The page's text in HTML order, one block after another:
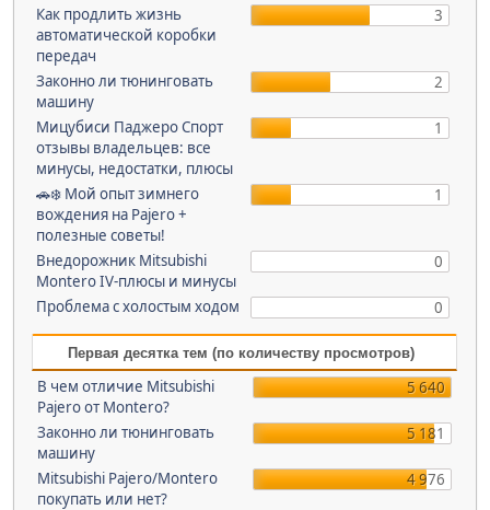
Как продлить жизнь
автоматической коробки
передач
3
Законно ли тюнинговать
машину
2
Мицубиси Паджеро Спорт
отзывы владельцев: все
минусы, недостатки, плюсы
1
🚗❄️ Мой опыт зимнего
вождения на Pajero +
полезные советы!
1
Внедорожник Mitsubishi
Montero IV-плюсы и минусы
0
Проблема c холостым ходом 0
Первая десятка тем (по количеству просмотров)
В чем отличие Mitsubishi
Pajero от Montero?
5 640
Законно ли тюнинговать
машину
5 181
Mitsubishi Pajero/Montero
покупать или нет?
4 976